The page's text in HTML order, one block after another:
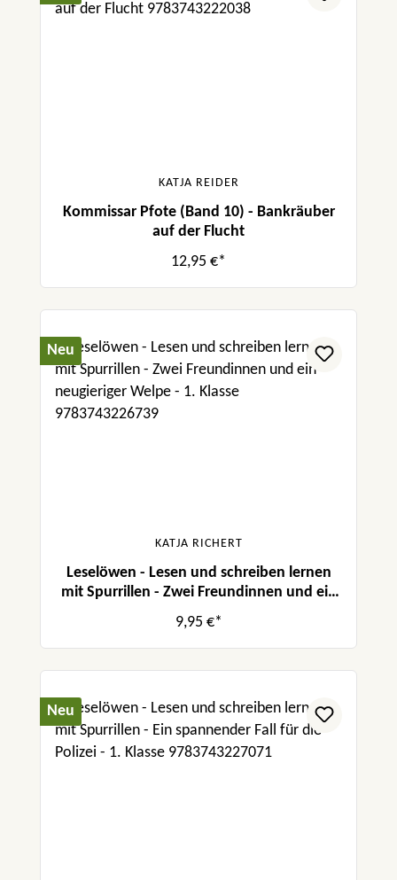
KATJA REIDER
Kommissar Pfote (Band 10) - Bankräuber
auf der Flucht
12,95 €*
Neu
KATJA RICHERT
Leselöwen - Lesen und schreiben lernen
mit Spurrillen - Zwei Freundinnen und ein
neugieriger Welpe
9,95 €*
Neu